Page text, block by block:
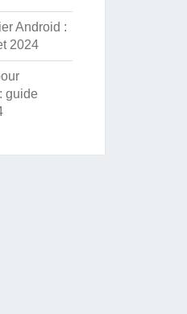
Android :
2024
guide